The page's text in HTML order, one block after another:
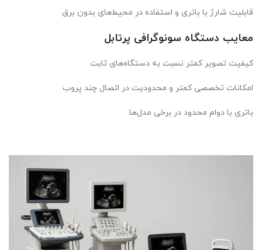
قابلیت شارژ با باتری و استفاده در محیط‌های بدون برق
معایب دستگاه سونوگرافی پرتابل
کیفیت تصویر کمتر نسبت به دستگاه‌های ثابت
امکانات تخصصی کمتر و محدودیت در اتصال چند پروب
باتری با دوام محدود در برخی مدل‌ها